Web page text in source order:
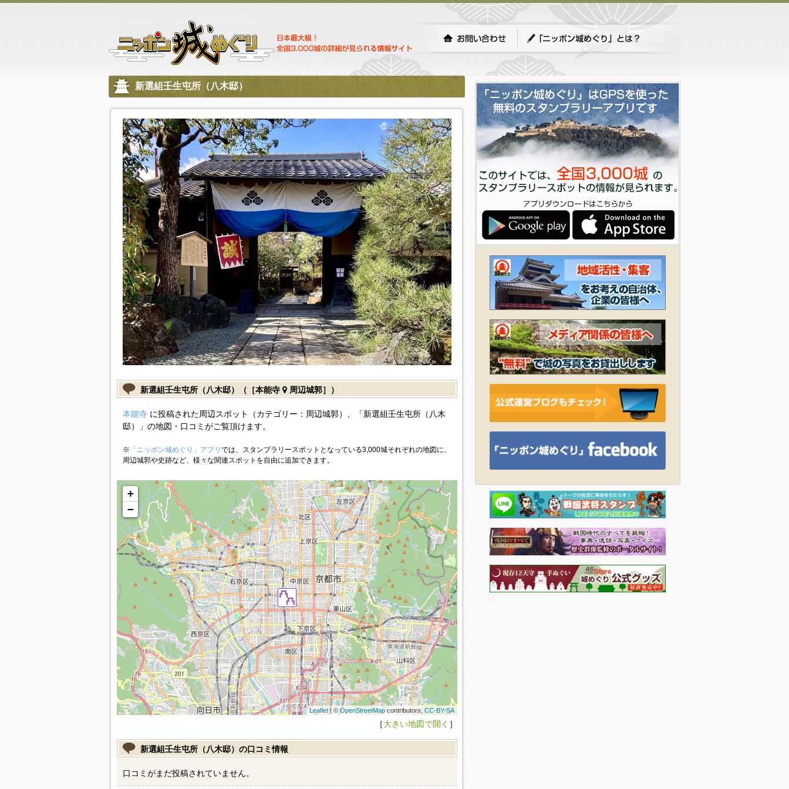
新選組壬生屯所（八木邸）
新選組壬生屯所（八木邸）（［本能寺 周辺城郭］）
本能寺に投稿された周辺スポット（カテゴリー：周辺城郭）、「新選組壬生屯所（八木
邸）」の地図・口コミがご覧頂けます。
※ 「ニッポン城めぐり」アプリ では、スタンプラリースポットとなっている3,000城それぞれの地図に、
周辺城郭や史跡など、様々な関連スポットを自由に追加できます。
+
−
Leaflet| © OpenStreetMapcontributors, CC-BY-SA
［大きい地図で開く ］
新選組壬生屯所（八木邸）の口コミ情報
口コミがまだ投稿されていません。